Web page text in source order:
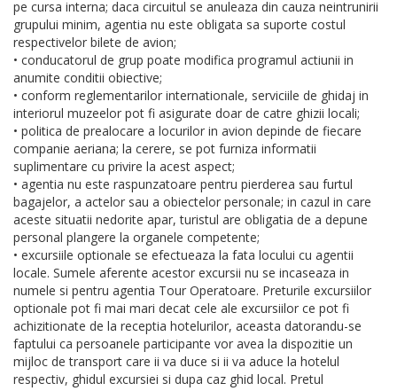
pe cursa interna; daca circuitul se anuleaza din cauza neintrunirii
grupului minim, agentia nu este obligata sa suporte costul
respectivelor bilete de avion;
• conducatorul de grup poate modifica programul actiunii in
anumite conditii obiective;
• conform reglementarilor internationale, serviciile de ghidaj in
interiorul muzeelor pot fi asigurate doar de catre ghizii locali;
• politica de prealocare a locurilor in avion depinde de fiecare
companie aeriana; la cerere, se pot furniza informatii
suplimentare cu privire la acest aspect;
• agentia nu este raspunzatoare pentru pierderea sau furtul
bagajelor, a actelor sau a obiectelor personale; in cazul in care
aceste situatii nedorite apar, turistul are obligatia de a depune
personal plangere la organele competente;
• excursiile optionale se efectueaza la fata locului cu agentii
locale. Sumele aferente acestor excursii nu se incaseaza in
numele si pentru agentia Tour Operatoare. Preturile excursiilor
optionale pot fi mai mari decat cele ale excursiilor ce pot fi
achizitionate de la receptia hotelurilor, aceasta datorandu-se
faptului ca persoanele participante vor avea la dispozitie un
mijloc de transport care ii va duce si ii va aduce la hotelul
respectiv, ghidul excursiei si dupa caz ghid local. Pretul